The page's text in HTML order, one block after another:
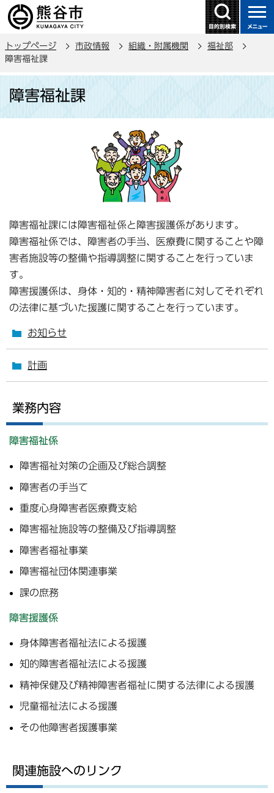
の
ー
トップページ 市政情報 組織・附属機関
福祉部
障害福祉課
障害福祉課
障害福祉課には障害福祉係と障害援護係があります。
障害福祉係では、障害者の手当、医療費に関することや障
害者施設等の整備や指導調整に関することを行っていま
す。
障害援護係は、身体・知的・精神障害者に対してそれぞれ
の法律に基づいた援護に関することを行っています。
お知らせ
計画
業務内容
障害福祉係
障害福祉対策の企画及び総合調整
障害者の手当て
重度心身障害者医療費支給
障害福祉施設等の整備及び指導調整
障害者福祉事業
障害福祉団体関連事業
課の庶務
障害援護係
身体障害者福祉法による援護
知的障害者福祉法による援護
精神保健及び精神障害者福祉に関する法律による援護
児童福祉法による援護
その他障害者援護事業
関連施設へのリンク